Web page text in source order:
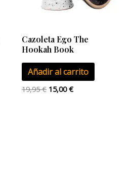
Cazoleta Ego The
Hookah Book
Añadir al carrito
19,95€ 15,00€